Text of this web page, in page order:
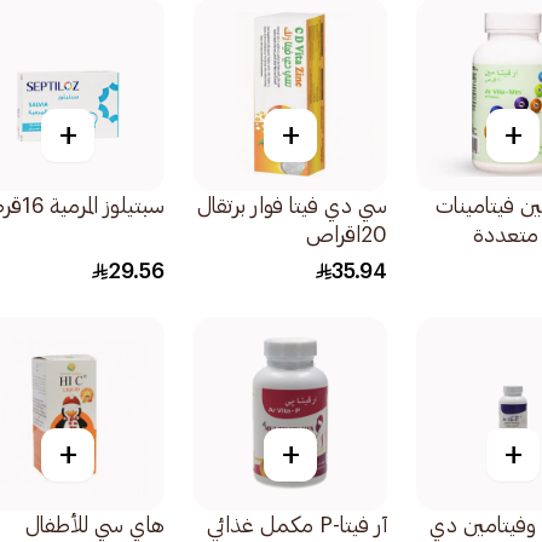
+
فيتامينات
للنشاط
+
سي دي فيتا فوار برتقال
20اقراص
35.94
+
سبتيلوز المرمية 16قرص
29.56
+
وفيتامين دي
+
آر فيتا-P مكمل غذائي
+
هاي سي للأطفال